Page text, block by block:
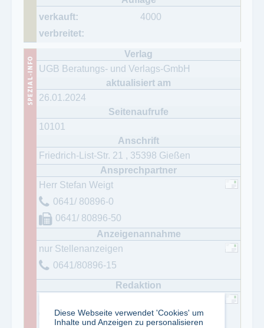
4000
UGB Beratungs- und Verlags-GmbH
26.01.2024
10101
Friedrich-List-Str. 21 , 35398 Gießen
Herr Stefan Weigt
0641/ 80896-0
0641/ 80896-50
nur Stellenanzeigen
0641/80896-15
0641/80896-0
Diese Webseite verwendet 'Cookies' um
Inhalte und Anzeigen zu personalisieren